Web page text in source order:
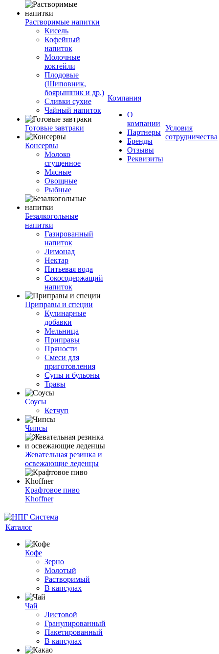
Растворимые напитки
Кисель
Кофейный
напиток
Молочные
коктейли
Плодовые
(Шиповник,
боярышник и др.)
Сливки сухие
Чайный напиток
Готовые завтраки
Консервы
Молоко
сгущенное
Мясные
Овощные
Рыбные
Безалкогольные
напитки
Газированный
напиток
Лимонад
Нектар
Питьевая вода
Сокосодержащий
напиток
Приправы и специи
Кулинарные
добавки
Мельница
Приправы
Пряности
Смеси для
приготовления
Супы и бульоны
Травы
Соусы
Кетчуп
Чипсы
Жевательная резинка и
освежающие леденцы
Крафтовое пиво
Khoffner
Компания
О
компании
Партнеры
Бренды
Отзывы
Реквизиты
Условия
сотрудничества
Каталог
Кофе
Зерно
Молотый
Растворимый
В капсулах
Чай
Листовой
Гранулированный
Пакетированный
В капсулах